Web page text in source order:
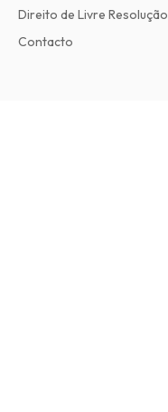
Direito de Livre Resolução
Contacto